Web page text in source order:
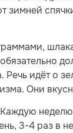
зимней
идёт о
Они
3-4 раз в